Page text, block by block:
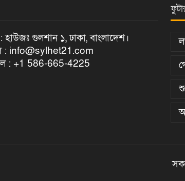
গুলশান ১, ঢাকা, বাংলাদেশ।
: info@sylhet21.com
: +1 586-665-4225